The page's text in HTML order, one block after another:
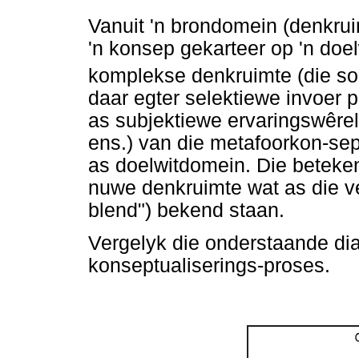
Vanuit 'n brondomein
'n konsep gekarteer op 'n
komplekse denkruimte (die
daar egter selektiewe invoer
as subjektiewe
ens.) van die metafoorkon-
as doelwitdomein. Die
nuwe denkruimte wat as die
blend") bekend staan.
Vergelyk die onderstaande
konseptualiserings-proses.